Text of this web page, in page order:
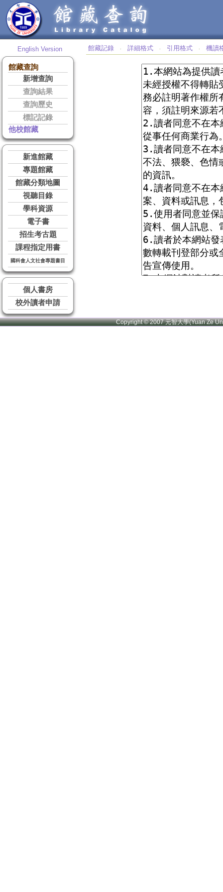
English Version
館藏查詢
新增查詢
查詢結果
查詢歷史
標記記錄
他校館藏
新進館藏
專題館藏
館藏分類地圖
視聽目錄
學科資源
電子書
招生考古題
課程指定用書
國科會人文社會專題書目
個人書房
校外讀者申請
館藏記錄 ‧ 詳細格式 ‧ 引用格式 ‧ 機讀
Copyright © 2007 元智大學(Yuan Ze